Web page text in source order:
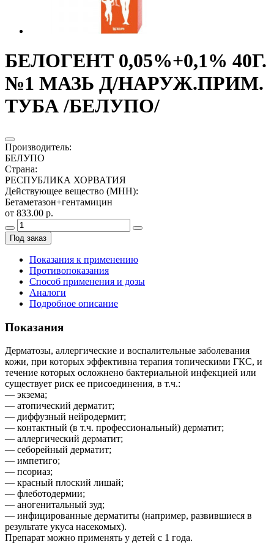
БЕЛОГЕНТ 0,05%+0,1% 40Г.
№1 МАЗЬ Д/НАРУЖ.ПРИМ.
ТУБА /БЕЛУПО/
Производитель:
БЕЛУПО
Страна:
РЕСПУБЛИКА ХОРВАТИЯ
Действующее вещество (МНН):
Бетаметазон+гентамицин
от 833.00 р.
Под заказ
Показания к применению
Противопоказания
Способ применения и дозы
Аналоги
Подробное описание
Показания
Дерматозы, аллергические и воспалительные заболевания
кожи, при которых эффективна терапия топическими ГКС, и
течение которых осложнено бактериальной инфекцией или
существует риск ее присоединения, в т.ч.:
— экзема;
— атопический дерматит;
— диффузный нейродермит;
— контактный (в т.ч. профессиональный) дерматит;
— аллергический дерматит;
— себорейный дерматит;
— импетиго;
— псориаз;
— красный плоский лишай;
— флеботодермии;
— аногенитальный зуд;
— инфицированные дерматиты (например, развившиеся в
результате укуса насекомых).
Препарат можно применять у детей с 1 года.